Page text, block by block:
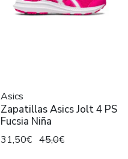
Asics
Zapatillas Asics Jolt 4 PS
Fucsia Niña
31,50€ 45,0€